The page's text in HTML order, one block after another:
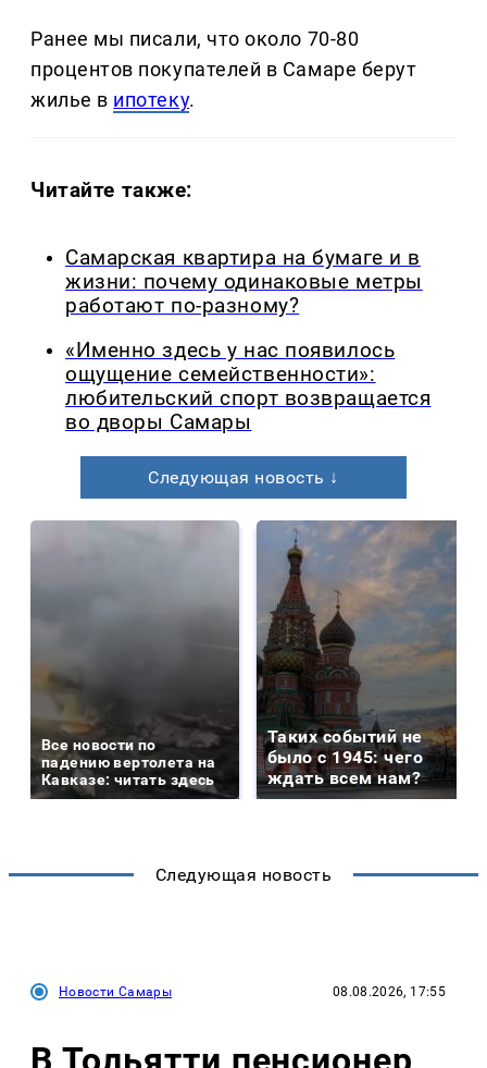
Ранее мы писали, что около 70-80
процентов покупателей в Самаре берут
жилье в ипотеку.
Читайте также:
Самарская квартира на бумаге и в
жизни: почему одинаковые метры
работают по-разному?
«Именно здесь у нас появилось
ощущение семейственности»:
любительский спорт возвращается
во дворы Самары
Следующая новость ↓
Все новости по
падению вертолета на
Кавказе: читать здесь
Таких событий не
было с 1945: чего
ждать всем нам?
Следующая новость
Новости Самары 08.08.2026, 17:55